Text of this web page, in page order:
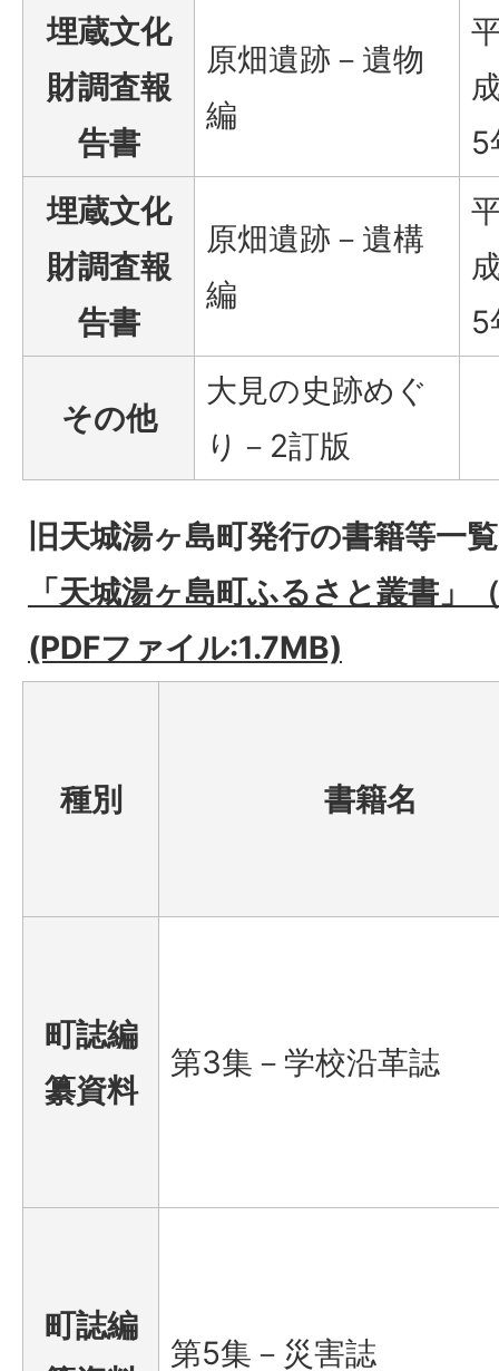
埋蔵文化
財調査報
告書
原畑遺跡－遺物
編
5
埋蔵文化
財調査報
告書
原畑遺跡－遺構
編
5
その他
大見の史跡めぐ
り－2訂版
旧天城湯ヶ島町発行の書籍等一覧
「天城湯ヶ島町ふるさと叢書」
(PDFファイル:1.7MB)
種別 書籍名
町誌編
纂資料
第3集－学校沿革誌
町誌編
第5集－災害誌